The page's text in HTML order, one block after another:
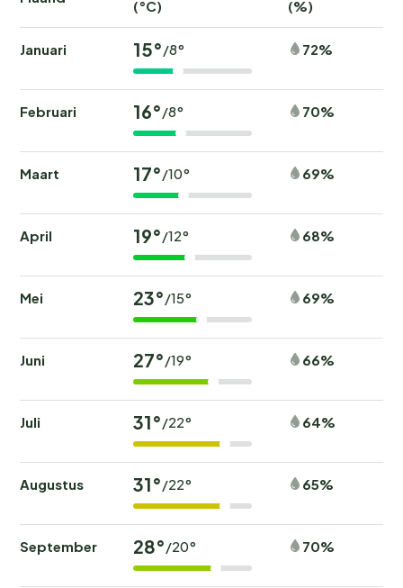
(°C) (%)
Januari 15°/8° 72%
Februari 16°/8° 70%
Maart 17°/10° 69%
April 19°/12° 68%
Mei 23°/15° 69%
Juni 27°/19° 66%
Juli 31°/22° 64%
Augustus 31°/22° 65%
September 28°/20° 70%